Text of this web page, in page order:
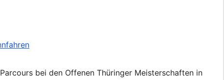
bei den Offenen Thüringer Meisterschaften in